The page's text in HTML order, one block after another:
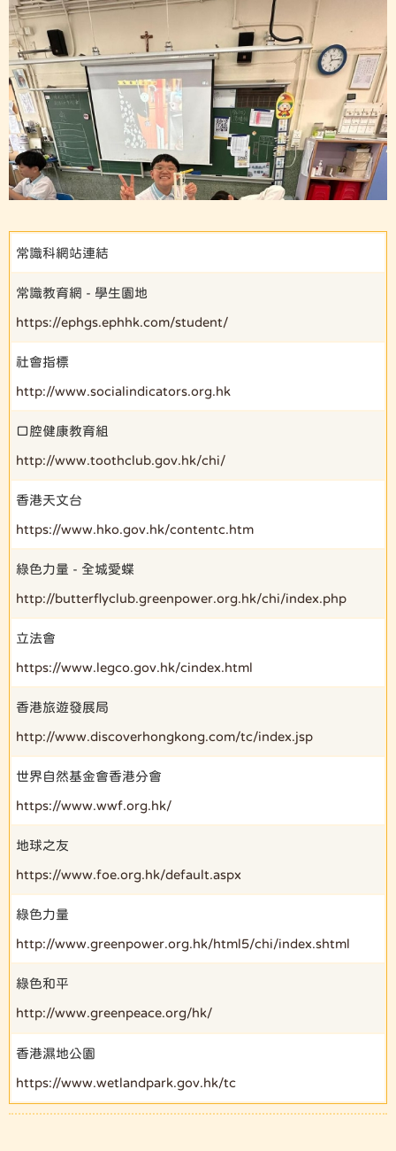
常識科網站連結
常識教育網 - 學生園地
https://ephgs.ephhk.com/student/
社會指標
http://www.socialindicators.org.hk
口腔健康教育組
http://www.toothclub.gov.hk/chi/
香港天文台
https://www.hko.gov.hk/contentc.htm
綠色力量 - 全城愛蝶
http://butterflyclub.greenpower.org.hk/chi/index.php
立法會
https://www.legco.gov.hk/cindex.html
香港旅遊發展局
http://www.discoverhongkong.com/tc/index.jsp
世界自然基金會香港分會
https://www.wwf.org.hk/
地球之友
https://www.foe.org.hk/default.aspx
綠色力量
http://www.greenpower.org.hk/html5/chi/index.shtml
綠色和平
http://www.greenpeace.org/hk/
香港濕地公園
https://www.wetlandpark.gov.hk/tc